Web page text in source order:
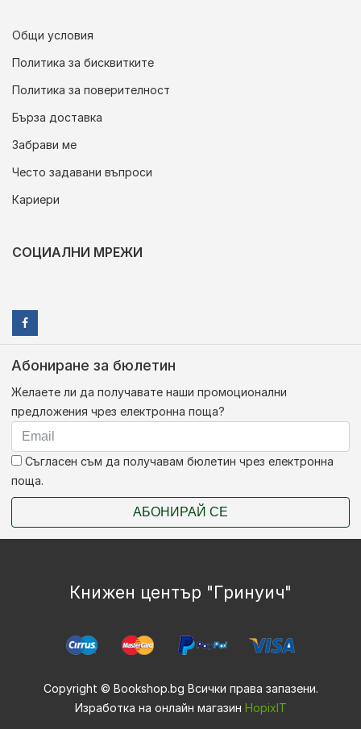
Общи условия
Политика за бисквитките
Политика за поверителност
Бърза доставка
Забрави ме
Често задавани въпроси
Кариери
СОЦИАЛНИ МРЕЖИ
Абониране за бюлетин
Желаете ли да получавате наши промоционални
предложения чрез електронна поща?
Съгласен съм да получавам бюлетин чрез електронна
поща.
АБОНИРАЙ СЕ
Книжен център "Гринуич"
Copyright © Bookshop.bg Всички права запазени.
Изработка на онлайн магазин HopixIT